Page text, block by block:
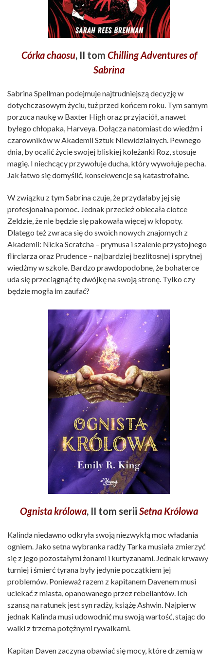
Córka chaosu, II tom Chilling Adventures of
Sabrina
Sabrina Spellman podejmuje najtrudniejszą decyzję w
dotychczasowym życiu, tuż przed końcem roku. Tym samym
porzuca naukę w Baxter High oraz przyjaciół, a nawet
byłego chłopaka, Harveya. Dołącza natomiast do wiedźm i
czarowników w Akademii Sztuk Niewidzialnych. Pewnego
dnia, by ocalić życie swojej bliskiej koleżanki Roz, stosuje
magię. I niechcący przywołuje ducha, który wywołuje pecha.
Jak łatwo się domyślić, konsekwencje są katastrofalne.
W związku z tym Sabrina czuje, że przydałaby jej się
profesjonalna pomoc. Jednak przecież obiecała ciotce
Zeldzie, że nie będzie się pakowała więcej w kłopoty.
Dlatego też zwraca się do swoich nowych znajomych z
Akademii: Nicka Scratcha – prymusa i szalenie przystojnego
flirciarza oraz Prudence – najbardziej bezlitosnej i sprytnej
wiedźmy w szkole. Bardzo prawdopodobne, że bohaterce
uda się przeciągnąć tę dwójkę na swoją stronę. Tylko czy
będzie mogła im zaufać?
Ognista królowa, II tom serii Setna Królowa
Kalinda niedawno odkryła swoją niezwykłą moc władania
ogniem. Jako setna wybranka radży Tarka musiała zmierzyć
się z jego pozostałymi żonami i kurtyzanami. Jednak krwawy
turniej i śmierć tyrana były jedynie początkiem jej
problemów. Ponieważ razem z kapitanem Davenem musi
uciekać z miasta, opanowanego przez rebeliantów. Ich
szansą na ratunek jest syn radży, książę Ashwin. Najpierw
jednak Kalinda musi udowodnić mu swoją wartość, stając do
walki z trzema potężnymi rywalkami.
Kapitan Daven zaczyna obawiać się mocy, które drzemią w